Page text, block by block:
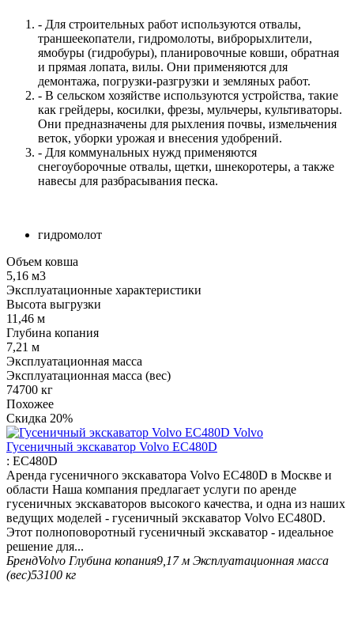
- Для строительных работ используются отвалы,
траншеекопатели, гидромолоты, виброрыхлители,
ямобуры (гидробуры), планировочные ковши, обратная
и прямая лопата, вилы. Они применяются для
демонтажа, погрузки-разгрузки и земляных работ.
- В сельском хозяйстве используются устройства, такие
как грейдеры, косилки, фрезы, мульчеры, культиваторы.
Они предназначены для рыхления почвы, измельчения
веток, уборки урожая и внесения удобрений.
- Для коммунальных нужд применяются
снегоуборочные отвалы, щетки, шнекоротеры, а также
навесы для разбрасывания песка.
гидромолот
Объем ковша
5,16 м3
Эксплуатационные характеристики
Высота выгрузки
11,46 м
Глубина копания
7,21 м
Эксплуатационная масса
Эксплуатационная масса (вес)
74700 кг
Похожее
Скидка 20%
Гусеничный экскаватор Volvo EC480D
: EC480D
Аренда гусеничного экскаватора Volvo EC480D в Москве и
области Наша компания предлагает услуги по аренде
гусеничных экскаваторов высокого качества, и одна из наших
ведущих моделей - гусеничный экскаватор Volvo EC480D.
Этот полноповоротный гусеничный экскаватор - идеальное
решение для...
БрендVolvo Глубина копания9,17 м Эксплуатационная масса
(вес)53100 кг